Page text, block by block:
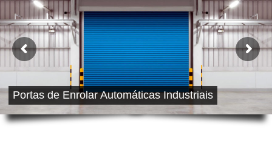
Portas de Enrolar Automáticas Industriais